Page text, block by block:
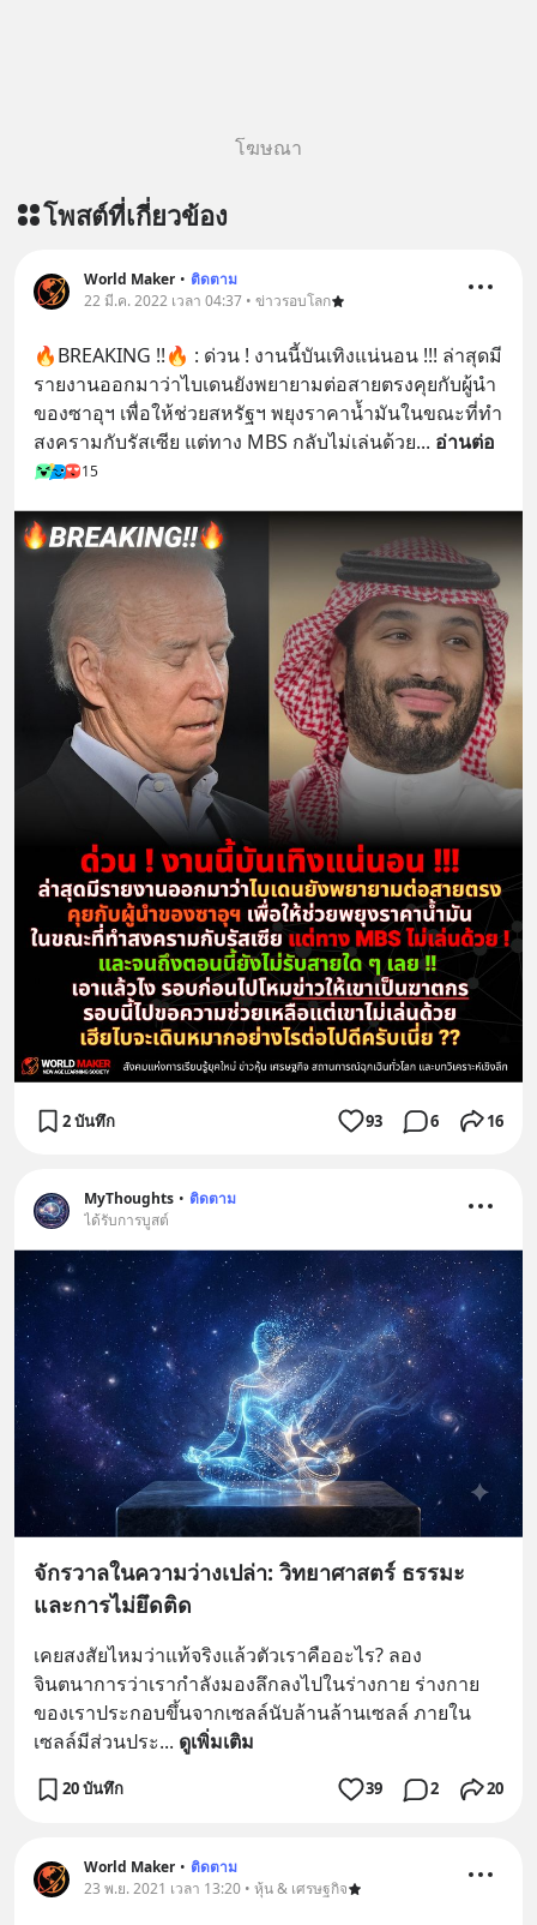
โฆษณา
โพสต์ที่เกี่ยวข้อง
World Maker • ติดตาม
22 มี.ค. 2022 เวลา 04:37 • ข่าวรอบโลก
🔥BREAKING !!🔥 : ด่วน ! งานนี้บันเทิงแน่นอน !!! ล่าสุดมี
รายงานออกมาว่าไบเดนยังพยายามต่อสายตรงคุยกับผู้นำ
ของซาอุฯ เพื่อให้ช่วยสหรัฐฯ พยุงราคาน้ำมันในขณะที่ทำ
สงครามกับรัสเซีย แต่ทาง MBS กลับไม่เล่นด้วย... อ่านต่อ
15
2 บันทึก 93 6 16
MyThoughts • ติดตาม
ได้รับการบูสต์
จักรวาลในความว่างเปล่า: วิทยาศาสตร์ ธรรมะ
และการไม่ยึดติด
เคยสงสัยไหมว่าแท้จริงแล้วตัวเราคืออะไร? ลอง
จินตนาการว่าเรากำลังมองลึกลงไปในร่างกาย ร่างกาย
ของเราประกอบขึ้นจากเซลล์นับล้านล้านเซลล์ ภายใน
เซลล์มีส่วนประ... ดูเพิ่มเติม
20 บันทึก 39 2 20
World Maker • ติดตาม
23 พ.ย. 2021 เวลา 13:20 • หุ้น & เศรษฐกิจ